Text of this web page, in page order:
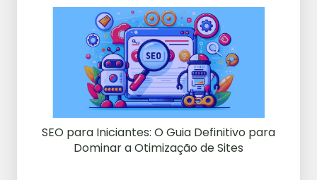
SEO para Iniciantes: O Guia Definitivo para
Dominar a Otimização de Sites